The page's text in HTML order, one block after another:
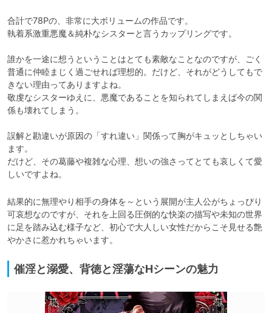
合計で78Pの、非常に大ボリュームの作品です。
執着系激重悪魔＆純朴なシスターと言うカップリングです。
誰かを一途に想うということはとても素敵なことなのですが、ごく
普通に仲睦まじく過ごせれば理想的。だけど、それがどうしてもで
きない理由ってありますよね。
敬虔なシスターゆえに、悪魔であることを知られてしまえば今の関
係も壊れてしまう。
誤解と勘違いが原因の「すれ違い」関係って胸がキュッとしちゃい
ます。
だけど、その葛藤や複雑な心理、想いの強さってとても哀しくて愛
しいですよね。
結果的に無理やり相手の身体を～という展開が主人公がちょっぴり
可哀想なのですが、それを上回る圧倒的な快楽の描写や未知の世界
に足を踏み込む様子など、初心で大人しい女性だからこそ見せる艶
催淫と溺愛、背徳と淫蕩なHシーンの魅力